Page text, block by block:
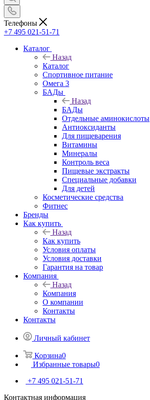
Телефоны
+7 495 021-51-71
Каталог
Назад
Каталог
Спортивное питание
Омега 3
БАДы
Назад
БАДы
Отдельные аминокислоты
Антиоксиданты
Для пищеварения
Витамины
Минералы
Контроль веса
Пищевые экстракты
Специальные добавки
Для детей
Косметические средства
Фитнес
Бренды
Как купить
Назад
Как купить
Условия оплаты
Условия доставки
Гарантия на товар
Компания
Назад
Компания
О компании
Контакты
Контакты
Личный кабинет
Корзина0
Избранные товары0
+7 495 021-51-71
Контактная информация